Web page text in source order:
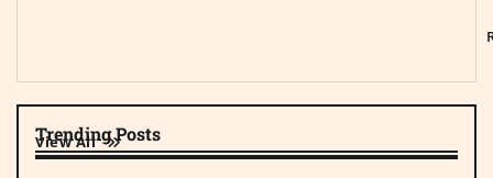
Trending Posts
View All